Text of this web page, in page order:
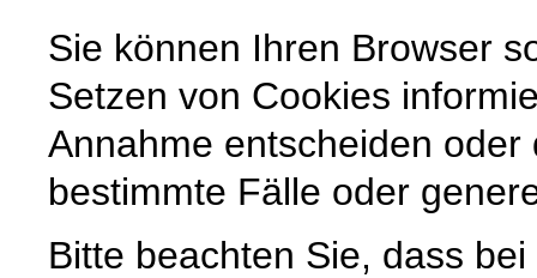
Sie können Ihren Browser
Setzen von Cookies
Annahme entscheiden
bestimmte Fälle oder
Bitte beachten Sie, dass